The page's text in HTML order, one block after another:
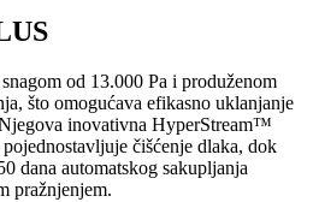
od 13.000 Pa i produženom
što omogućava efikasno uklanjanje
inovativna HyperStream™
čišćenje dlaka, dok
dana automatskog sakupljanja
pražnjenjem.